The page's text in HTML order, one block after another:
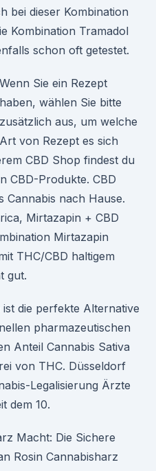
bei dieser Kombination
Kombination Tramadol
schon oft getestet.
Wenn Sie ein Rezept
haben, wählen Sie bitte
zusätzlich aus, um welche
Art von Rezept es sich
CBD Shop findest du
CBD-Produkte. CBD
Cannabis nach Hause.
Mirtazapin + CBD
Mirtazapin
THC/CBD haltigem
gut.
die perfekte Alternative
pharmazeutischen
Anteil Cannabis Sativa
von THC. Düsseldorf
Legalisierung Ärzte
dem 10.
Macht: Die Sichere
Rosin Cannabisharz